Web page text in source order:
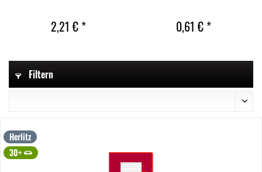
2,21 € * 0,61 € *
Filtern
Herlitz
30+